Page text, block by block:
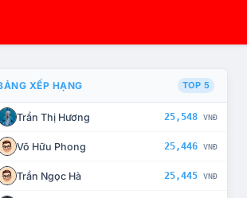
CHẾ TÀI XỬ LÝ VI PHẠM
XẾP HẠNG TOP 5
Trần Thị Hương 25,548 VNĐ
Võ Hữu Phong 25,446 VNĐ
Trần Ngọc Hà 25,445 VNĐ